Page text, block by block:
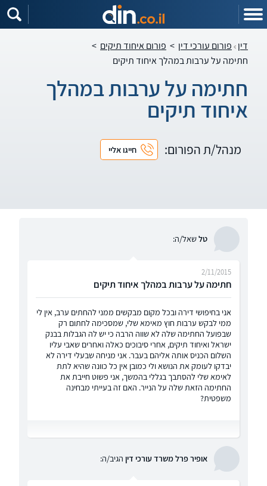
דין פורום עורכי דין > פורום איחוד תיקים >
חתימה על ערבות במהלך איחוד תיקים
חתימה על ערבות במהלך
איחוד תיקים
מנהל/ת הפורום: חייגו אליי
טלשאל/ה:
חתימה על ערבות במהלך איחוד תיקים
2/11/2015
אני בחיפושי דירה ובכל מקום מבקשים ממני להחתים ערב, אין לי
ממי לבקש ערבות חוץ מאימא שלי, שמסכימה לחתום רק
שבפועל החתימה שלה לא שווה הרבה כי יש לה הגבלות בבנק
ישראל ואיחוד תיקים, אחרי סיבוכים כאלה ואחרים שאבי עליו
השלום הכניס אותה אליהם בעבר. אני מניחה שבעלי דירה לא
יבדקו לעומק את הנושא ולי כמובן אין כל כוונה שהיא לתת
לאימא שלי להסתבך בגללי בהמשך, אני פשוט חייבת את
החתימה הזאת שלה על הנייר. האם זה בעייתי מבחינה
משפטית?
אופיר פרל משרד עורכי דין הגיב/ה: